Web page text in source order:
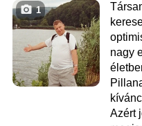
1
nagy
Azért